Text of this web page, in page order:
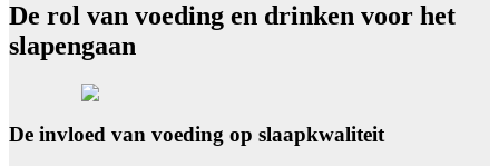
De rol van voeding en drinken voor het
slapengaan
De invloed van voeding op slaapkwaliteit